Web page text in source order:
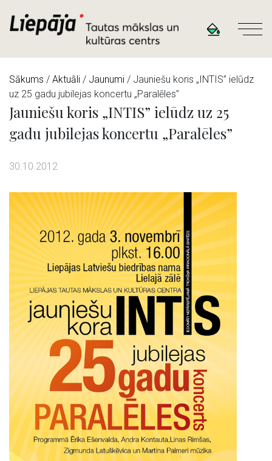
Sākums / Aktuāli / Jaunumi / Jauniešu koris „INTIS” ielūdz
uz 25 gadu jubilejas koncertu „Paralēles”
Jauniešu koris „INTIS” ielūdz uz 25
gadu jubilejas koncertu „Paralēles”
30.10.2012